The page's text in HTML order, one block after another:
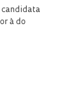
candidata
à do